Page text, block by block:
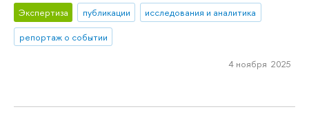
Экспертиза публикации
исследования и аналитика
репортаж о событии
4 ноября 2025